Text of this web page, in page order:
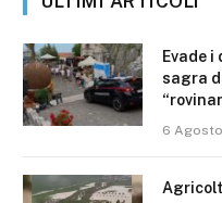
Evade
sagra
6